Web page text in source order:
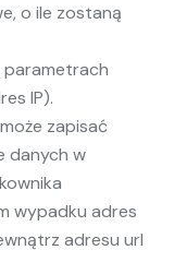
o ile zostaną
parametrach
IP).
zapisać
danych w
wypadku adres
adresu url